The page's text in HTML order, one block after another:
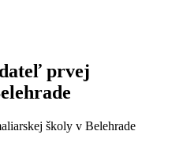
prvej
školy v Belehrade